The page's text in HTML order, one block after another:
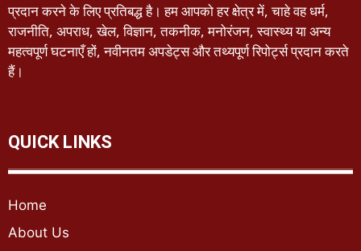
प्रदान करने के लिए प्रतिबद्ध है। हम आपको हर क्षेत्र में, चाहे वह धर्म,
राजनीति, अपराध, खेल, विज्ञान, तकनीक, मनोरंजन, स्वास्थ्य या अन्य
महत्वपूर्ण घटनाएँ हों, नवीनतम अपडेट्स और तथ्यपूर्ण रिपोर्ट्स प्रदान करते
हैं।
QUICK LINKS
Home
About Us